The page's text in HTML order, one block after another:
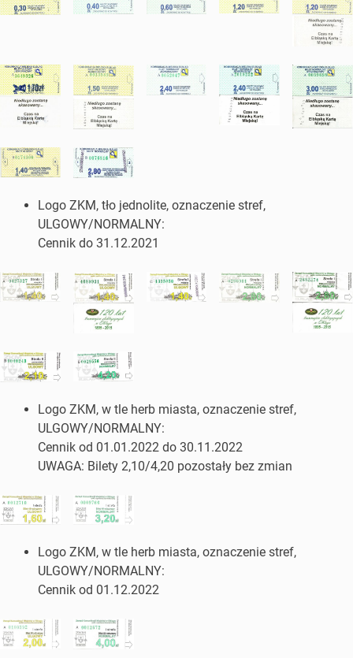
Logo ZKM, tło jednolite, oznaczenie stref,
ULGOWY/NORMALNY:
Cennik do 31.12.2021
Logo ZKM, w tle herb miasta, oznaczenie stref,
ULGOWY/NORMALNY:
Cennik od 01.01.2022 do 30.11.2022
UWAGA: Bilety 2,10/4,20 pozostały bez zmian
Logo ZKM, w tle herb miasta, oznaczenie stref,
ULGOWY/NORMALNY:
Cennik od 01.12.2022